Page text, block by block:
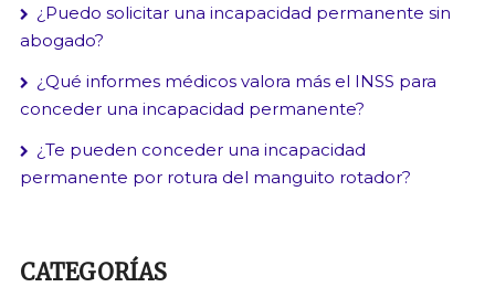
¿Puedo solicitar una incapacidad permanente sin
abogado?
¿Qué informes médicos valora más el INSS para
conceder una incapacidad permanente?
¿Te pueden conceder una incapacidad
permanente por rotura del manguito rotador?
CATEGORÍAS